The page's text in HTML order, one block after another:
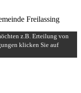
Freilassing
z.B. Erteilung von
klicken Sie auf